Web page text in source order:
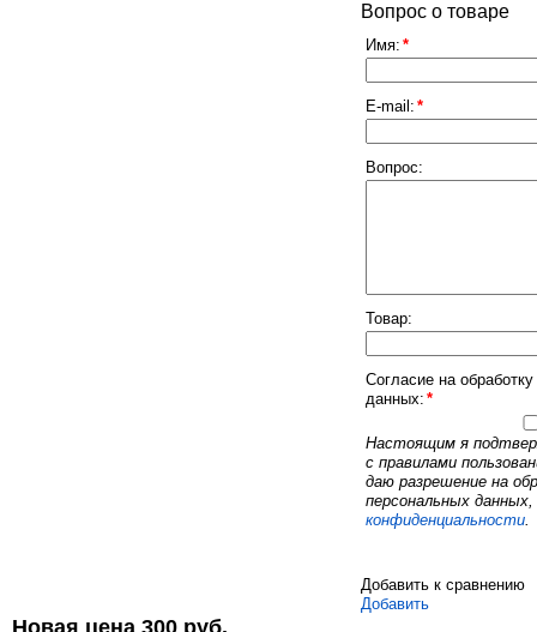
Вопрос о товаре
Имя: *
E-mail: *
Вопрос:
Товар:
Согласие на
данных: *
Настоящим я
с правилами
даю разрешение на
персональных
конфиденциальности.
Добавить к сравнению
Добавить
Новая цена 300 руб.